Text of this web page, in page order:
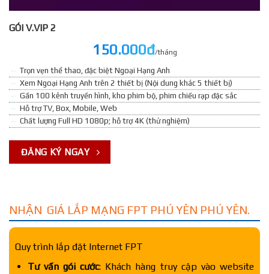
GÓI V.VIP 2
150.000đ/tháng
Trọn vẹn thể thao, đặc biệt Ngoại Hạng Anh
Xem Ngoại Hạng Anh trên 2 thiết bị (Nội dung khác 5 thiết bị)
Gần 100 kênh truyền hình, kho phim bộ, phim chiếu rạp đặc sắc
Hỗ trợ TV, Box, Mobile, Web
Chất lượng Full HD 1080p; hỗ trợ 4K (thử nghiệm)
ĐĂNG KÝ NGAY
NHẬN GIÁ LẮP MẠNG FPT PHÚ YÊN PHÚ YÊN.
Quy trình lắp đặt Internet FPT
Tư vấn gói cước: Khách hàng truy cập vào website